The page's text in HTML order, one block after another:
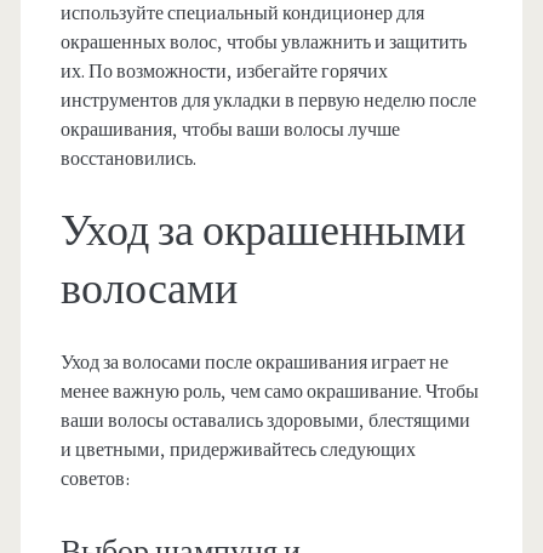
используйте специальный кондиционер для
окрашенных волос, чтобы увлажнить и защитить
их. По возможности, избегайте горячих
инструментов для укладки в первую неделю после
окрашивания, чтобы ваши волосы лучше
восстановились.
Уход за окрашенными
волосами
Уход за волосами после окрашивания играет не
менее важную роль, чем само окрашивание. Чтобы
ваши волосы оставались здоровыми, блестящими
и цветными, придерживайтесь следующих
советов: